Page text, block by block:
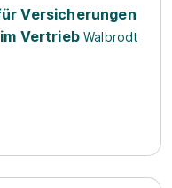
Versicherungen
Vertrieb Walbrodt